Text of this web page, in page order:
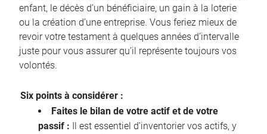
enfant, le décès d’un bénéficiaire, un gain à la loterie
ou la création d’une entreprise. Vous feriez mieux de
revoir votre testament à quelques années d’intervalle
juste pour vous assurer qu’il représente toujours vos
volontés.
Six points à considérer :
Faites le bilan de votre actif et de votre
passif : Il est essentiel d’inventorier vos actifs, y